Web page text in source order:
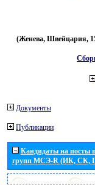
(Женева, Швейцария,
Документы
Публикации
Кандидаты на посты
групп МСЭ-R (ИК, СК,